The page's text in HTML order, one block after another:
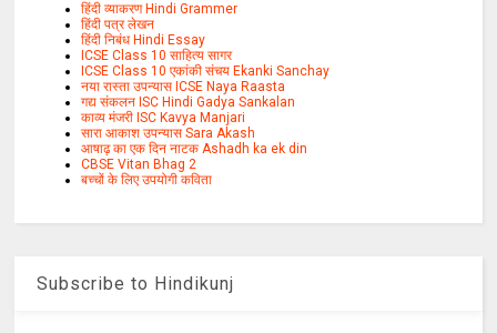
हिंदी व्याकरण Hindi Grammer
हिंदी पत्र लेखन
हिंदी निबंध Hindi Essay
ICSE Class 10 साहित्य सागर
ICSE Class 10 एकांकी संचय Ekanki Sanchay
नया रास्ता उपन्यास ICSE Naya Raasta
गद्य संकलन ISC Hindi Gadya Sankalan
काव्य मंजरी ISC Kavya Manjari
सारा आकाश उपन्यास Sara Akash
आषाढ़ का एक दिन नाटक Ashadh ka ek din
CBSE Vitan Bhag 2
बच्चों के लिए उपयोगी कविता
Subscribe to Hindikunj